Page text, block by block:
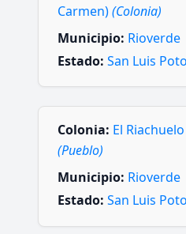
Carmen)(Colonia)
Municipio: Rioverde
Estado: San Luis
Colonia: El
(Pueblo)
Municipio: Rioverde
Estado: San Luis